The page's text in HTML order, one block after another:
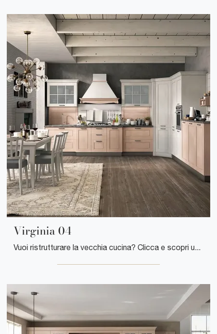
Virginia 04
Vuoi ristrutturare la vecchia cucina? Clicca e scopri una ricca gamma di soluzioni tradizionali ad angolo: Virginia 04 ti aspetta!